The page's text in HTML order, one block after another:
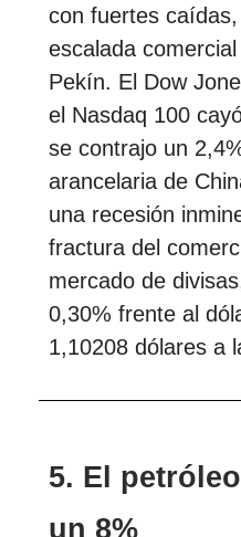
con fuertes
escalada
Pekín. El Dow
el Nasdaq 100
se contrajo un
arancelaria de
una recesión
fractura del
mercado de
0,30% frente al
1,10208 dólares a
5. El
un 8%